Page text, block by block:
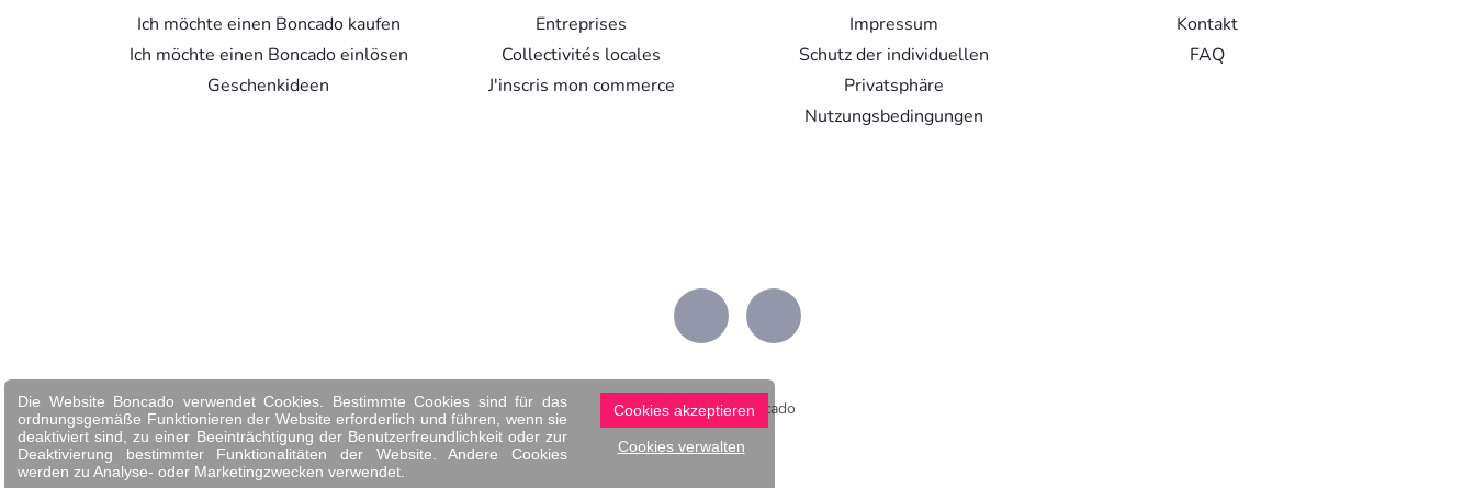
Ich möchte einen Boncado kaufen
Ich möchte einen Boncado einlösen
Geschenkideen
Entreprises
Collectivités locales
J'inscris mon commerce
Impressum
Schutz der individuellen
Privatsphäre
Nutzungsbedingungen
Kontakt
FAQ
© 2026 Boncado
Die Website Boncado verwendet Cookies. Bestimmte Cookies sind für das
ordnungsgemäße Funktionieren der Website erforderlich und führen, wenn sie
deaktiviert sind, zu einer Beeinträchtigung der Benutzerfreundlichkeit oder zur
Deaktivierung bestimmter Funktionalitäten der Website. Andere Cookies
werden zu Analyse- oder Marketingzwecken verwendet.
Cookies akzeptieren
Cookies verwalten